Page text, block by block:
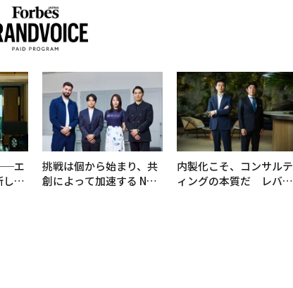
エ
しい
挑戦は個から始まり、共
創によって加速する NOR
内製化こそ、コンサルテ
ィングの本質だ レバレ